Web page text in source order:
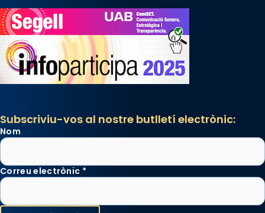
Subscriviu-vos al nostre butlletí electrònic:
Nom
Correu electrònic *